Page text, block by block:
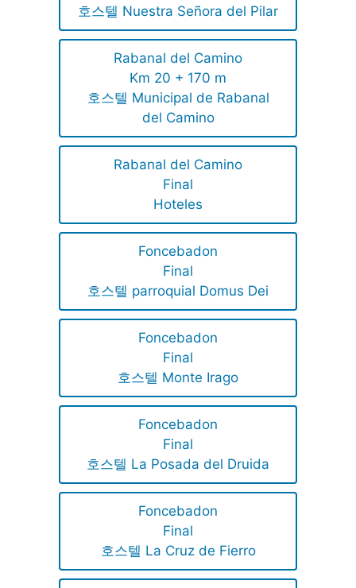
호스텔 Nuestra Señora del Pilar
Rabanal del Camino
Km 20 + 170 m
호스텔 Municipal de Rabanal
del Camino
Rabanal del Camino
Final
Hoteles
Foncebadon
Final
호스텔 parroquial Domus Dei
Foncebadon
Final
호스텔 Monte Irago
Foncebadon
Final
호스텔 La Posada del Druida
Foncebadon
Final
호스텔 La Cruz de Fierro